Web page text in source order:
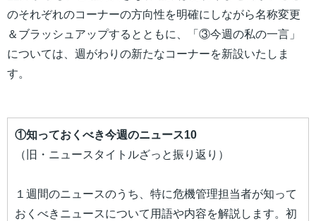
のそれぞれのコーナーの方向性を明確にしながら名称変更
＆ブラッシュアップするとともに、「③今週の私の一言」
については、週がわりの新たなコーナーを新設いたしま
す。
①知っておくべき今週のニュース10
（旧・ニュースタイトルざっと振り返り）
１週間のニュースのうち、特に危機管理担当者が知って
おくべきニュースについて用語や内容を解説します。初